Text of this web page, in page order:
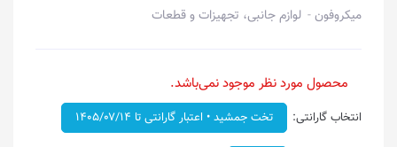
میکروفون لوازم جانبی، تجهیزات و قطعات
محصول مورد نظر موجود نمی‌باشد.
انتخاب گارانتی: تخت جمشید • اعتبار گارانتی تا ۱۴۰۵/۰۷/۱۴